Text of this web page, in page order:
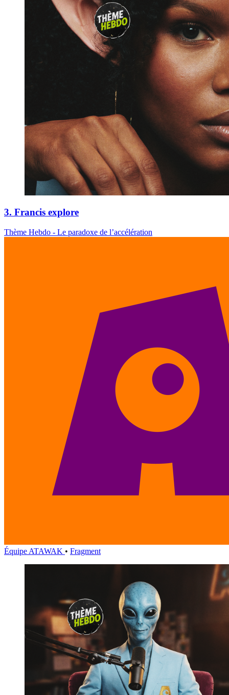
3. Francis explore
Thème Hebdo - Le paradoxe de l’accélération
Équipe ATAWAK • Fragment